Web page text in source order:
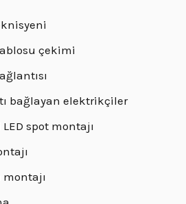
çekimi
bağlayan elektrikçiler
spot montajı
montajı